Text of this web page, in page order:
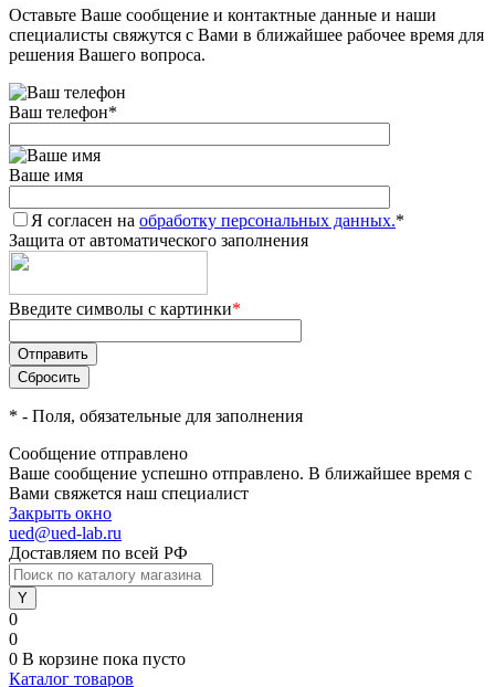
Оставьте Ваше сообщение и контактные данные и наши
специалисты свяжутся с Вами в ближайшее рабочее время для
решения Вашего вопроса.
Ваш телефон*
Ваше имя
Я согласен на обработку персональных данных.*
Защита от автоматического заполнения
Введите символы с картинки*
* - Поля, обязательные для заполнения
Сообщение отправлено
Ваше сообщение успешно отправлено. В ближайшее время с
Вами свяжется наш специалист
Закрыть окно
ued@ued-lab.ru
Доставляем по всей РФ
0
0
0 В корзине пока пусто
Каталог товаров